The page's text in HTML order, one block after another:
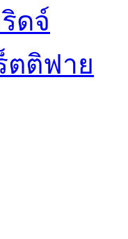
ดจ์
ตติฟาย